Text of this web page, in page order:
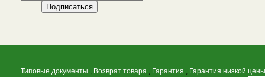
Типовые документы , Возврат товара , Гарантия , Гарантия низкой цены